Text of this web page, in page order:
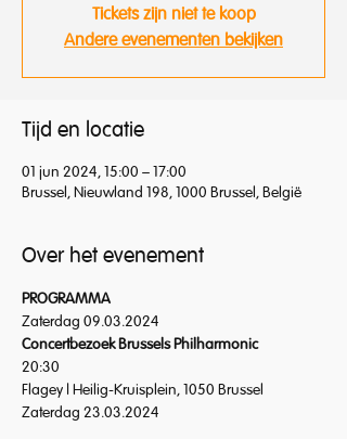
Tickets zijn niet te koop
Andere evenementen bekijken
Tijd en locatie
01 jun 2024, 15:00 – 17:00
Brussel, Nieuwland 198, 1000 Brussel, België
Over het evenement
PROGRAMMA
Zaterdag 09.03.2024
Concertbezoek Brussels Philharmonic
20:30
Flagey | Heilig-Kruisplein, 1050 Brussel
Zaterdag 23.03.2024